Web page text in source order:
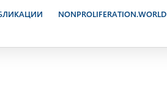
NONPROLIFERATION.WORLD